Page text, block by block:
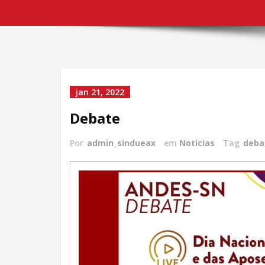
jan 21, 2022
Debate
Por admin_sindueax em Noticias Tag